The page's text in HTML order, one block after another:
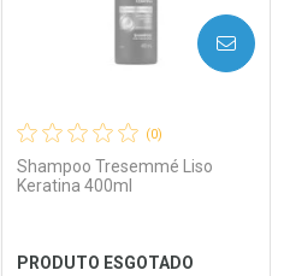
Ver Desconto Convênio
(0)
Shampoo Tresemmé Liso
Keratina 400ml
PRODUTO ESGOTADO
AVISE-ME